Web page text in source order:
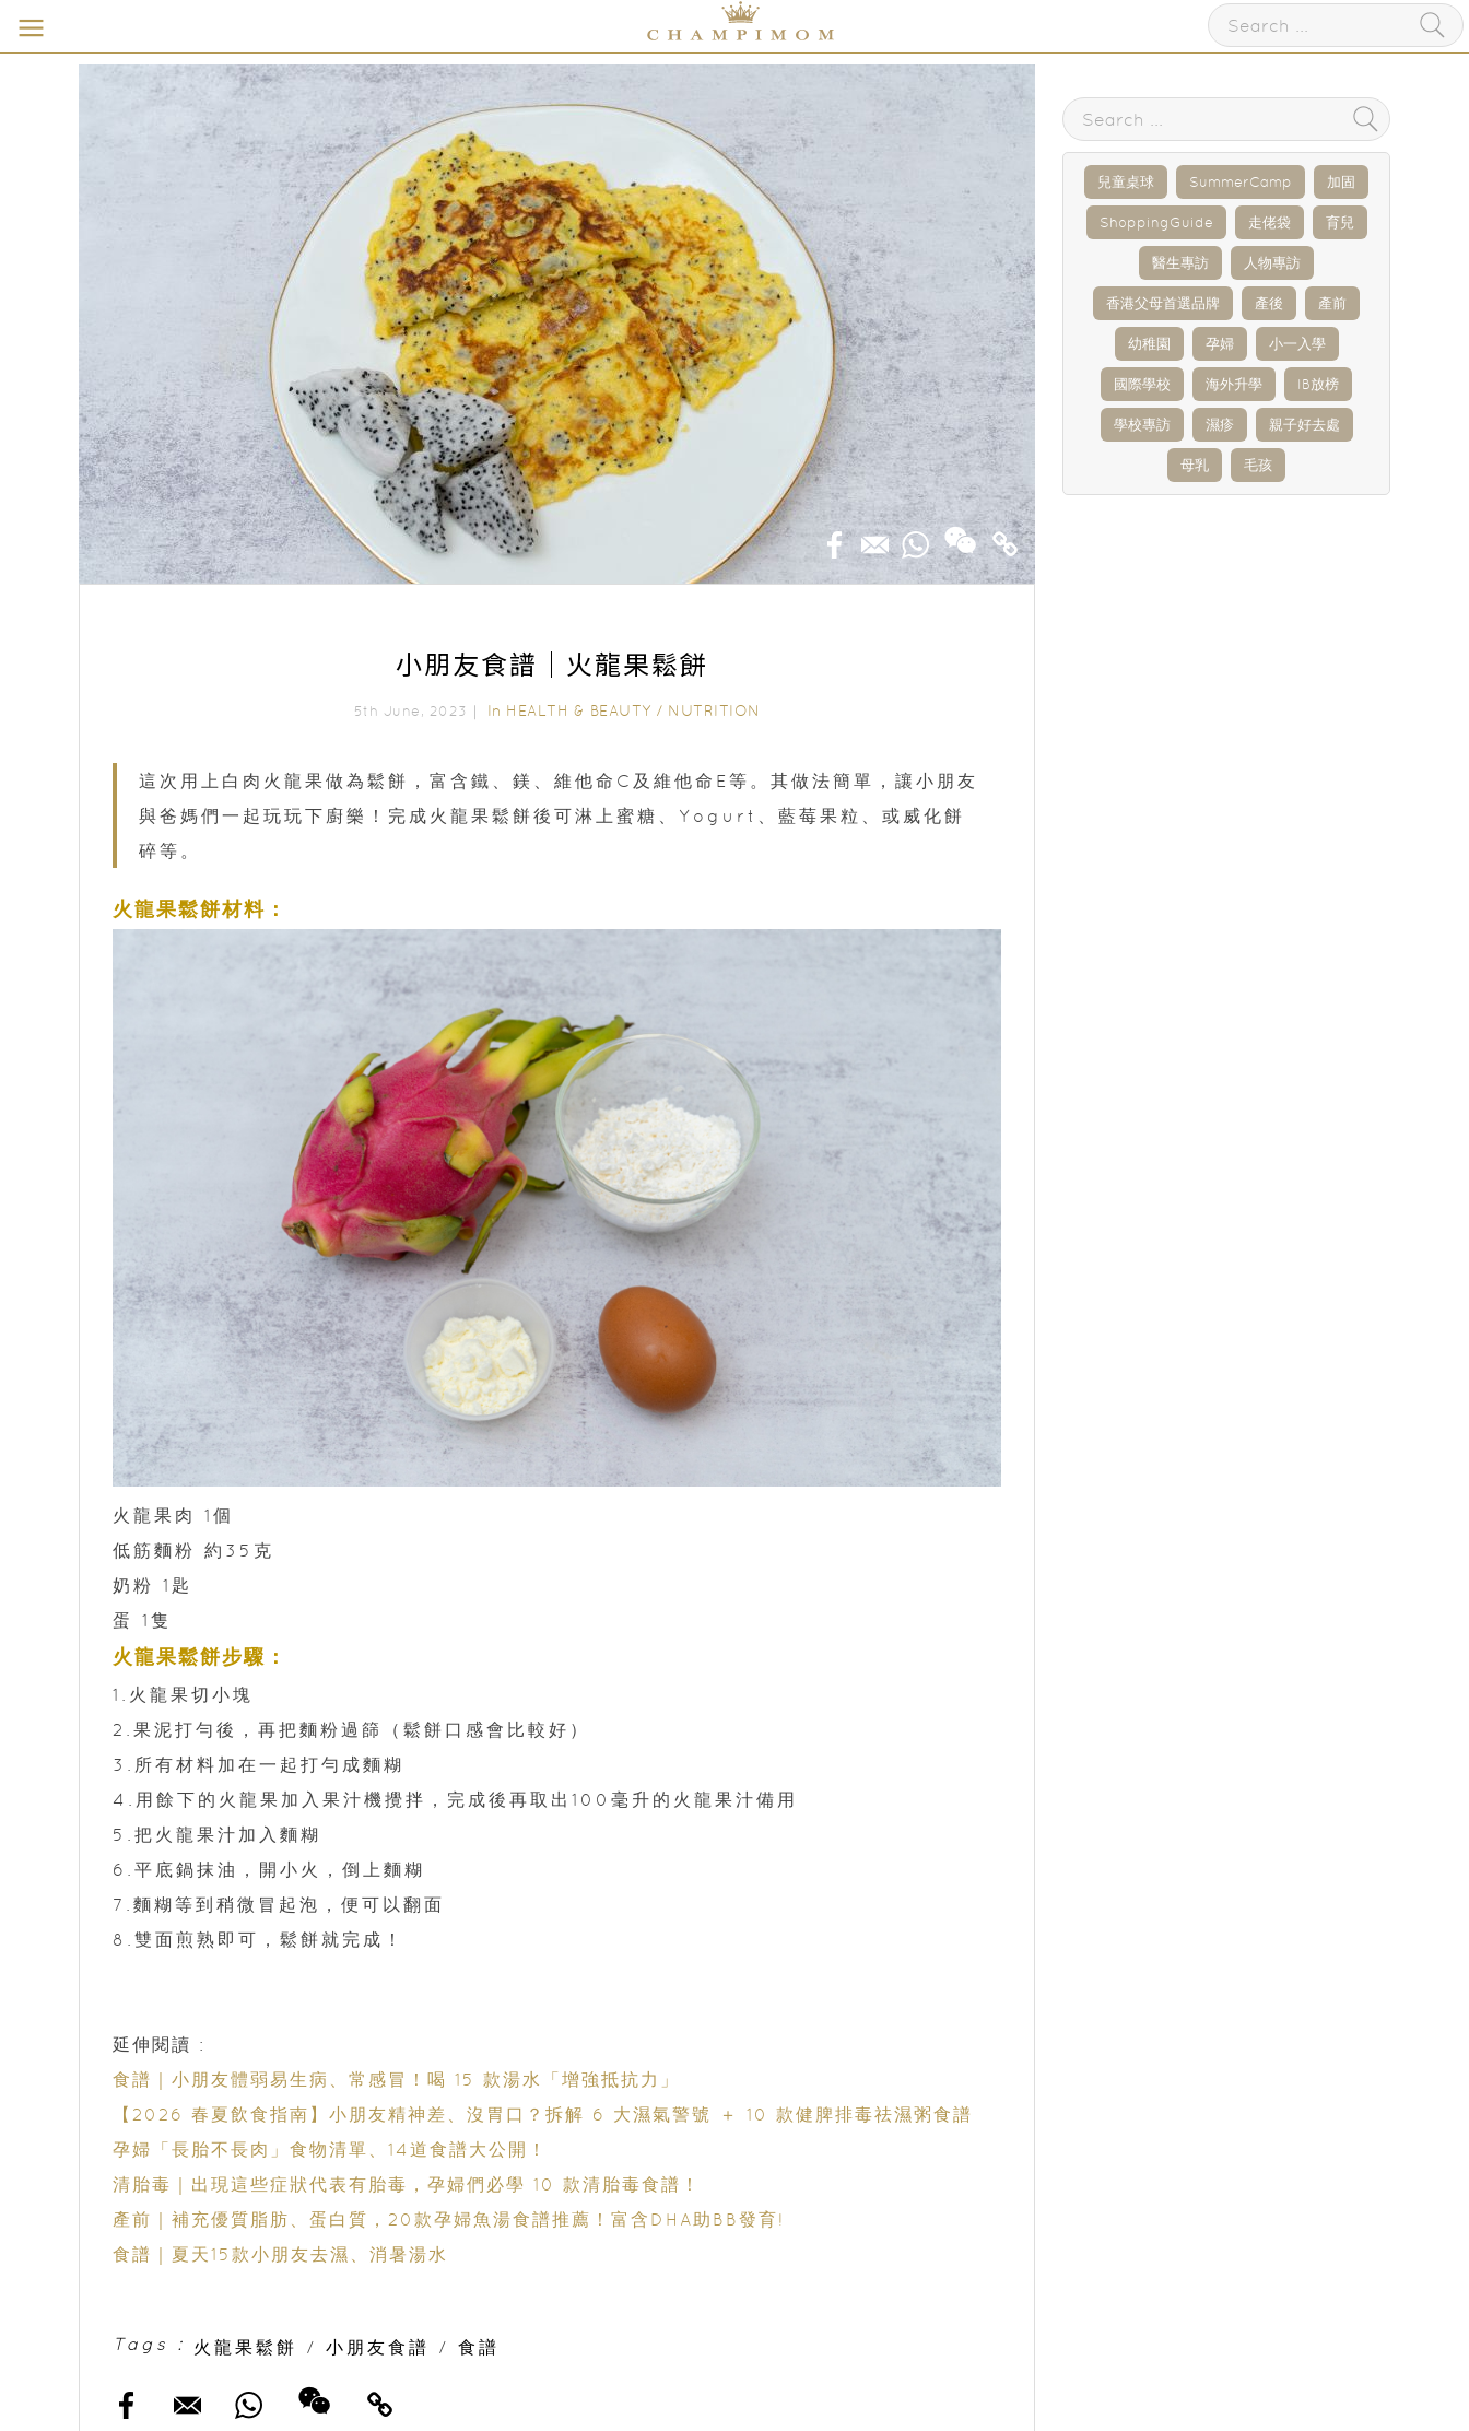
小朋友食譜｜火龍果鬆餅
5th June, 2023｜ In HEALTH & BEAUTY / NUTRITION
這次用上白肉火龍果做為鬆餅，富含鐵、鎂、維他命C及維他命E等。其做法簡單，讓小朋友
與爸媽們一起玩玩下廚樂！完成火龍果鬆餅後可淋上蜜糖、Yogurt、藍莓果粒、或威化餅
碎等。
火龍果鬆餅材料：
火龍果肉 1個
低筋麵粉 約35克
奶粉 1匙
蛋 1隻
火龍果鬆餅步驟：
1.火龍果切小塊
2.果泥打勻後，再把麵粉過篩（鬆餅口感會比較好）
3.所有材料加在一起打勻成麵糊
4.用餘下的火龍果加入果汁機攪拌，完成後再取出100毫升的火龍果汁備用
5.把火龍果汁加入麵糊
6.平底鍋抹油，開小火，倒上麵糊
7.麵糊等到稍微冒起泡，便可以翻面
8.雙面煎熟即可，鬆餅就完成！
延伸閱讀 :
食譜｜小朋友體弱易生病、常感冒！喝 15 款湯水「增強抵抗力」
【2026 春夏飲食指南】小朋友精神差、沒胃口？拆解 6 大濕氣警號 ＋ 10 款健脾排毒祛濕粥食譜
孕婦「長胎不長肉」食物清單、14道食譜大公開！
清胎毒｜出現這些症狀代表有胎毒，孕婦們必學 10 款清胎毒食譜！
產前｜補充優質脂肪、蛋白質，20款孕婦魚湯食譜推薦！富含DHA助BB發育!
食譜｜夏天15款小朋友去濕、消暑湯水
Tags : 火龍果鬆餅 / 小朋友食譜 / 食譜
兒童桌球 SummerCamp 加固
ShoppingGuide 走佬袋 育兒
醫生專訪 人物專訪
香港父母首選品牌 產後 產前
幼稚園 孕婦 小一入學
國際學校 海外升學 IB放榜
學校專訪 濕疹 親子好去處
母乳 毛孩